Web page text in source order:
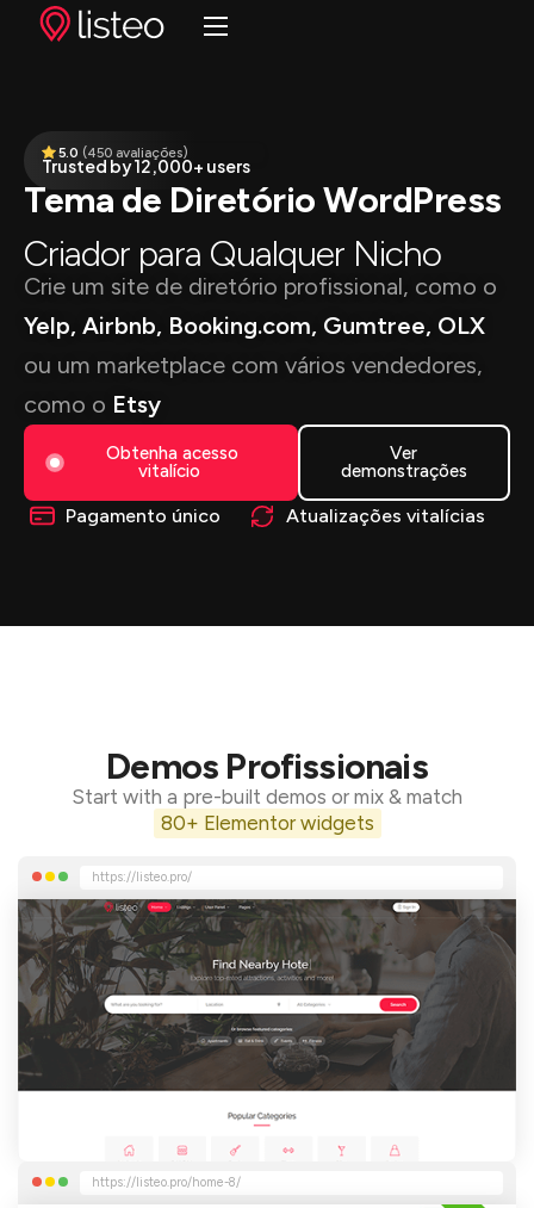
IA Integrada✨
Extensões
Preços
Clientes
Ajuda
5.0(450avaliações )
Trusted by 12,000+ users
Tema de Diretório WordPress
Criador para Qualquer Nicho
Crie um site de diretório profissional, como o
Yelp, Airbnb, Booking.com, Gumtree, OLX
ou um marketplace com vários vendedores,
como o Etsy
Obtenha acesso
vitalício
Ver
demonstrações
Pagamento único Atualizações vitalícias
Demos Profissionais
Start with a pre-built demos or mix & match
80+ Elementor widgets
https://listeo.pro/
https://listeo.pro/home-8/